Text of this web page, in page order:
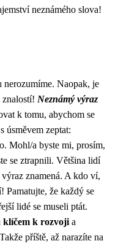
neznámého slova!
nerozumíme. Naopak, je
Neznámý výraz
k tomu, abychom se
úsměvem zeptat:
Mohl/a byste mi, prosím,
se ztrapnili. Většina lidí
znamená. A kdo ví,
Pamatujte, že každý se
lidé se museli ptát.
klíčem k rozvoji a
příště, až narazíte na